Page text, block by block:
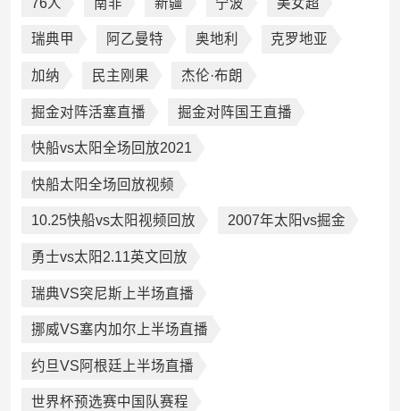
瑞典甲 阿乙曼特 奥地利 克罗地亚
加纳 民主刚果 杰伦·布朗
掘金对阵活塞直播 掘金对阵国王直播
快船vs太阳全场回放2021
快船太阳全场回放视频
10.25快船vs太阳视频回放 2007年太阳vs掘金
勇士vs太阳2.11英文回放
瑞典VS突尼斯上半场直播
挪威VS塞内加尔上半场直播
约旦VS阿根廷上半场直播
世界杯预选赛中国队赛程